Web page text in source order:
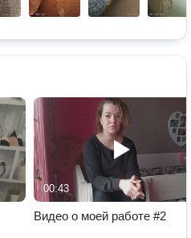
00:43
Видео о моей работе #2